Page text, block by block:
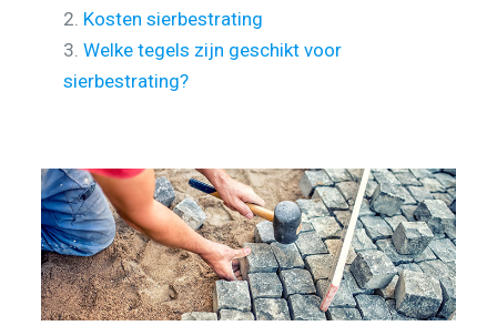
2. Kosten sierbestrating
3. Welke tegels zijn geschikt voor
sierbestrating?